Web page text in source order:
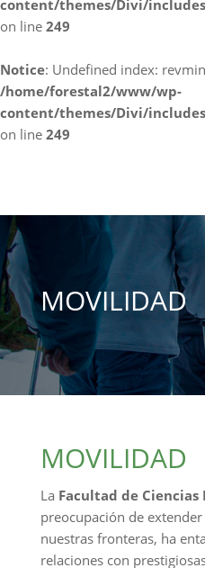
content/themes/Divi/
on line 249
Notice: Undefined index:
/home/forestal2/www/wp-
content/themes/Divi/
on line 249
MOVILIDAD
MOVILIDAD
La Facultad de Ciencias
preocupación de
nuestras fronteras, ha
relaciones con